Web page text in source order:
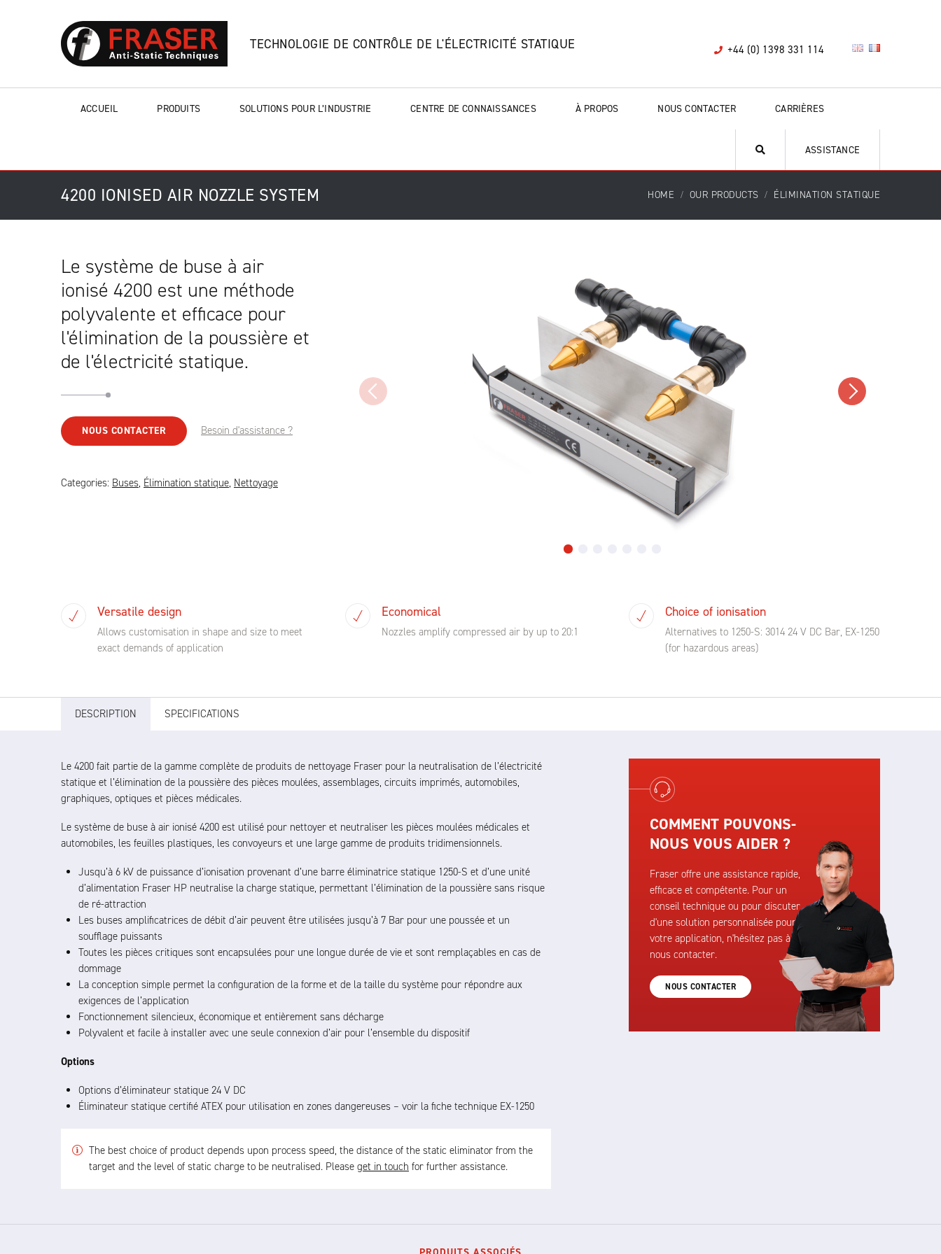
+44 (0) 1398 331 114
TECHNOLOGIE DE CONTRÔLE DE L'ÉLECTRICITÉ STATIQUE
ACCUEIL PRODUITS SOLUTIONS POUR L’INDUSTRIE CENTRE DE CONNAISSANCES À PROPOS NOUS CONTACTER CARRIÈRES
ASSISTANCE
4200 IONISED AIR NOZZLE SYSTEM HOME OUR PRODUCTS ÉLIMINATION STATIQUE
Le système de buse à air
ionisé 4200 est une méthode
polyvalente et efficace pour
l'élimination de la poussière et
de l'électricité statique.
NOUS CONTACTER Besoin d'assistance ?
Categories: Buses, Élimination statique, Nettoyage
Versatile design
Allows customisation in shape and size to meet
exact demands of application
Economical
Nozzles amplify compressed air by up to 20:1
Choice of ionisation
Alternatives to 1250-S: 3014 24 V DC Bar, EX-1250
(for hazardous areas)
DESCRIPTION SPECIFICATIONS
Le 4200 fait partie de la gamme complète de produits de nettoyage Fraser pour la neutralisation de l’électricité
statique et l’élimination de la poussière des pièces moulées, assemblages, circuits imprimés, automobiles,
graphiques, optiques et pièces médicales.
Le système de buse à air ionisé 4200 est utilisé pour nettoyer et neutraliser les pièces moulées médicales et
automobiles, les feuilles plastiques, les convoyeurs et une large gamme de produits tridimensionnels.
Jusqu’à 6 kV de puissance d’ionisation provenant d’une barre éliminatrice statique 1250-S et d’une unité
d’alimentation Fraser HP neutralise la charge statique, permettant l’élimination de la poussière sans risque
de ré-attraction
Les buses amplificatrices de débit d’air peuvent être utilisées jusqu’à 7 Bar pour une poussée et un
soufflage puissants
Toutes les pièces critiques sont encapsulées pour une longue durée de vie et sont remplaçables en cas de
dommage
La conception simple permet la configuration de la forme et de la taille du système pour répondre aux
exigences de l’application
Fonctionnement silencieux, économique et entièrement sans décharge
Polyvalent et facile à installer avec une seule connexion d’air pour l’ensemble du dispositif
Options
Options d’éliminateur statique 24 V DC
Éliminateur statique certifié ATEX pour utilisation en zones dangereuses – voir la fiche technique EX-1250
The best choice of product depends upon process speed, the distance of the static eliminator from the
target and the level of static charge to be neutralised. Please get in touch for further assistance.
COMMENT POUVONS-
NOUS VOUS AIDER ?
Fraser offre une assistance rapide,
efficace et compétente. Pour un
conseil technique ou pour discuter
d'une solution personnalisée pour
votre application, n'hésitez pas à
nous contacter.
NOUS CONTACTER